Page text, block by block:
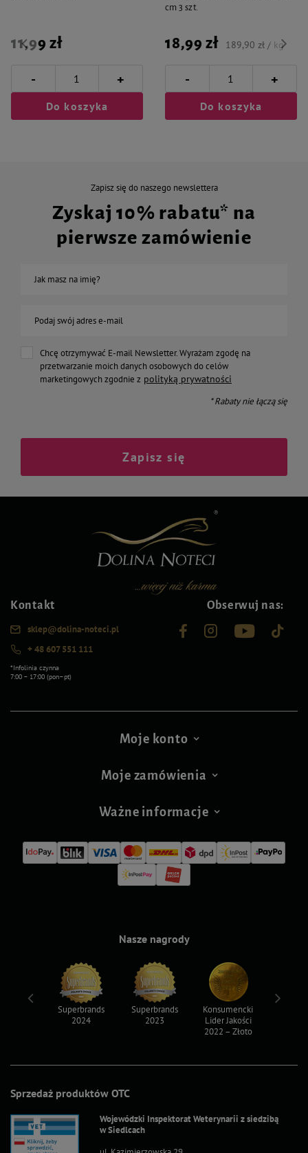
11,99 zł
- +
Do koszyka
cm 3 szt.
18,99 zł 189,90 zł / kg
- +
Do koszyka
Zapisz się do naszego newslettera
Zyskaj 10% rabatu* na
pierwsze zamówienie
Jak masz na imię?
Podaj swój adres e-mail
Chcę otrzymywać E-mail Newsletter. Wyrażam zgodę na
przetwarzanie moich danych osobowych do celów
marketingowych zgodnie z polityką prywatności
* Rabaty nie łączą się
Zapisz się
Kontakt
sklep@dolina-noteci.pl
+ 48 607 551 111
*Infolinia czynna
7:00 – 17:00 (pon–pt)
Obserwuj nas:
Moje konto
Moje zamówienia
Ważne informacje
Sprzedaż produktów OTC
Wojewódzki Inspektorat Weterynarii z siedzibą
w Siedlcach
Nasze nagrody
Superbrands
2024
Superbrands
2023
Konsumencki
Lider Jakości
2022 – Złoto